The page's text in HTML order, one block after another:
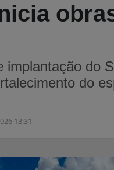
implantação do
do
13:31